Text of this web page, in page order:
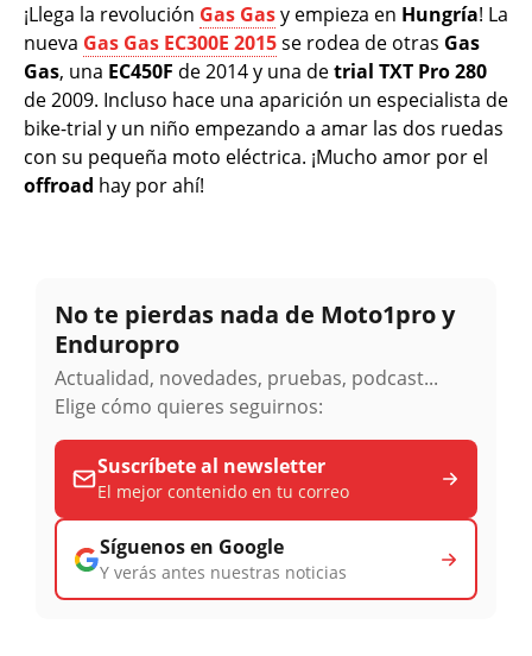
¡Llega la revolución Gas Gasy empieza en Hungría! La
nueva Gas Gas EC300E 2015se rodea de otras Gas
Gas, una EC450F de 2014 y una detrial TXT Pro 280
de 2009. Incluso hace una aparición un especialista de
bike-trial y un niño empezando a amar las dos ruedas
con su pequeña moto eléctrica. ¡Mucho amor por el
offroad hay por ahí!
No te pierdas nada de Moto1pro y
Enduropro
Actualidad, novedades, pruebas, podcast...
Elige cómo quieres seguirnos:
Suscríbete al newsletter
El mejor contenido en tu correo
Síguenos en Google
Y verás antes nuestras noticias